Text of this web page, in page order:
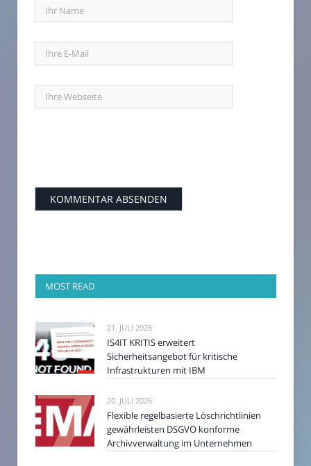
MOST READ
21. JULI 2026
IS4IT KRITIS erweitert
Sicherheitsangebot für kritische
Infrastrukturen mit IBM
20. JULI 2026
Flexible regelbasierte Löschrichtlinien
gewährleisten DSGVO konforme
Archivverwaltung im Unternehmen